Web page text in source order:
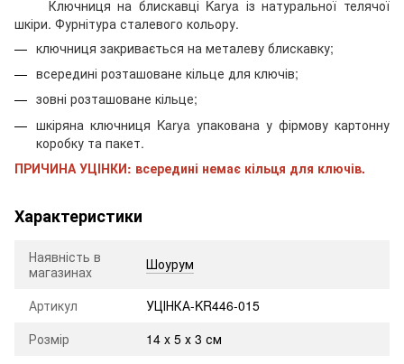
Ключниця на блискавці Karya із натуральної телячої
шкіри. Фурнітура сталевого кольору.
ключниця закривається на металеву блискавку;
всередині розташоване кільце для ключів;
зовні розташоване кільце;
шкіряна ключниця Karya упакована у фірмову картонну
коробку та пакет.
ПРИЧИНА УЦІНКИ: всередині немає кільця для ключів.
Характеристики
Наявність в
магазинах
Шоурум
Артикул
УЦІНКА-KR446-015
Розмір
14 x 5 х 3 см